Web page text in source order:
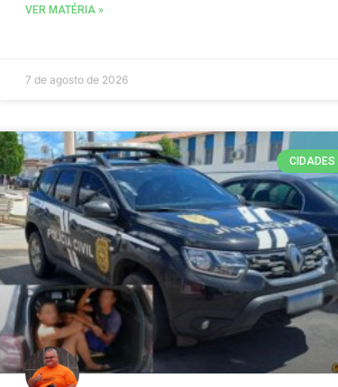
VER MATÉRIA »
7 de agosto de 2026
CIDADES